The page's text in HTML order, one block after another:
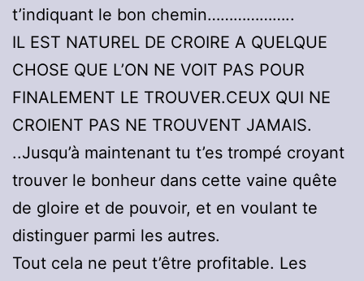
t’indiquant le bon chemin………………..
IL EST NATUREL DE CROIRE A QUELQUE
CHOSE QUE L’ON NE VOIT PAS POUR
FINALEMENT LE TROUVER.CEUX QUI NE
CROIENT PAS NE TROUVENT JAMAIS.
..Jusqu’à maintenant tu t’es trompé croyant
trouver le bonheur dans cette vaine quête
de gloire et de pouvoir, et en voulant te
distinguer parmi les autres.
Tout cela ne peut t’être profitable. Les